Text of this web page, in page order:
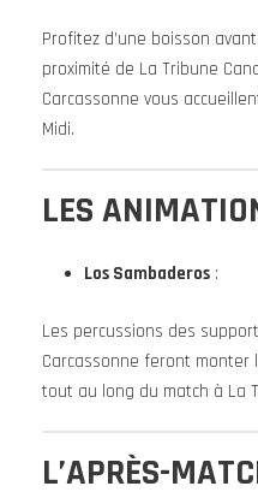
Profitez d’une boisson
proximité de La Tribune
Carcassonne vous
Midi.
LES
Los Sambaderos :
Les percussions des
Carcassonne feront monter
tout au long du match à La
L’APRÈS-